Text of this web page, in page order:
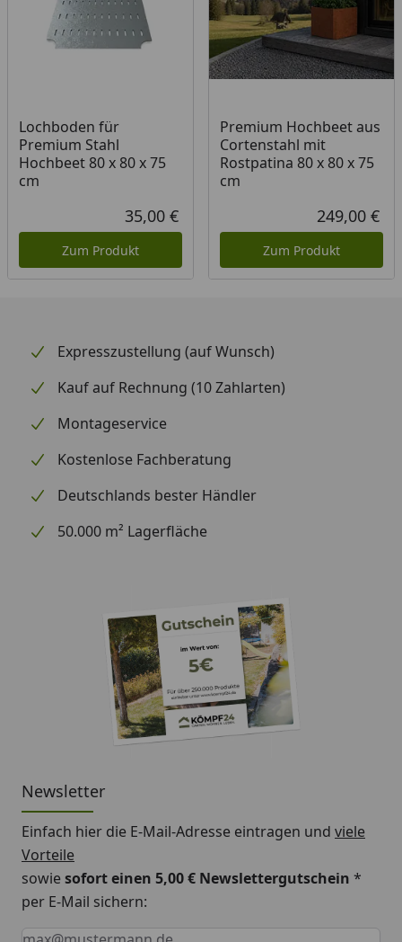
Lochboden für
Premium Stahl
Hochbeet 80 x 80 x 75
cm
Aktueller Preis
35,00 €
Zum Produkt
Premium Hochbeet aus
Cortenstahl mit
Rostpatina 80 x 80 x 75
cm
249,00 €
Zum Produkt
Expresszustellung (auf Wunsch)
Kauf auf Rechnung (10 Zahlarten)
Montageservice
Kostenlose Fachberatung
Deutschlands bester Händler
50.000 m² Lagerfläche
Newsletter
Einfach hier die E-Mail-Adresse eintragen und viele
Vorteile
sowiesofort einen 5,00 € Newslettergutschein *
per E-Mail sichern:
Keine Eingabe erforderlich
Eingabe erforderlich
E-Mail *